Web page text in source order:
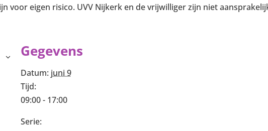
voor eigen risico. UVV Nijkerk en de vrijwilliger zijn niet
Gegevens
Datum: juni 9
Tijd:
09:00 - 17:00
Serie: